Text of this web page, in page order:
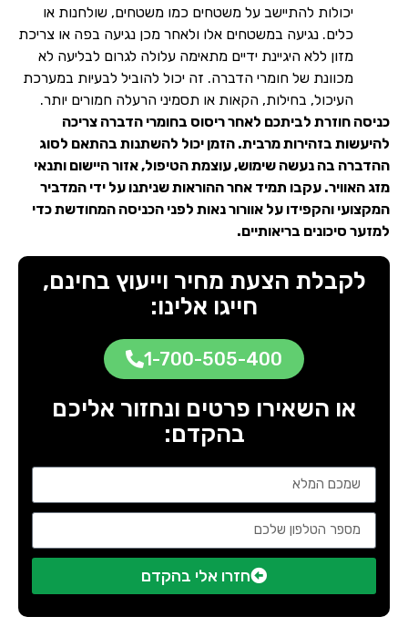
יכולות להתיישב על משטחים כמו משטחים, שולחנות או
כלים. נגיעה במשטחים אלו ולאחר מכן נגיעה בפה או צריכת
מזון ללא היגיינת ידיים מתאימה עלולה לגרום לבליעה לא
מכוונת של חומרי הדברה. זה יכול להוביל לבעיות במערכת
העיכול, בחילות, הקאות או תסמיני הרעלה חמורים יותר.
כניסה חוזרת לביתכם לאחר ריסוס בחומרי הדברה צריכה
להיעשות בזהירות מרבית. הזמן יכול להשתנות בהתאם לסוג
ההדברה בה נעשה שימוש, עוצמת הטיפול, אזור היישום ותנאי
מזג האוויר. עקבו תמיד אחר ההוראות שניתנו על ידי המדביר
המקצועי והקפידו על אוורור נאות לפני הכניסה המחודשת כדי
למזער סיכונים בריאותיים.
לקבלת הצעת מחיר וייעוץ בחינם,
חייגו אלינו:
1-700-505-400
או השאירו פרטים ונחזור אליכם
בהקדם:
חזרו אלי בהקדם